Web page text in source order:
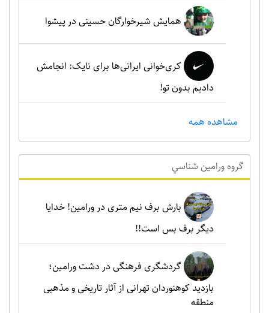
همایش شیرخوارگان حسینی در پیشوا
کری‌خوانی ایرانی‌ها برای نایک: انجامش
دادیم بدون تو!
مشاهده همه
گروه ورامين شناسي
بارش برف نیم متری در ورامین! خدایا
دیگر برف بس است!!
گردشگری فرهنگی در دشت ورامین؛
بازدید کوهنوردان تهرانی از آثار تاریخی و مذهبی
منطقه